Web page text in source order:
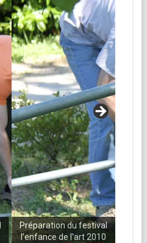
Préparation du festival
l'enfance de l'art 2010